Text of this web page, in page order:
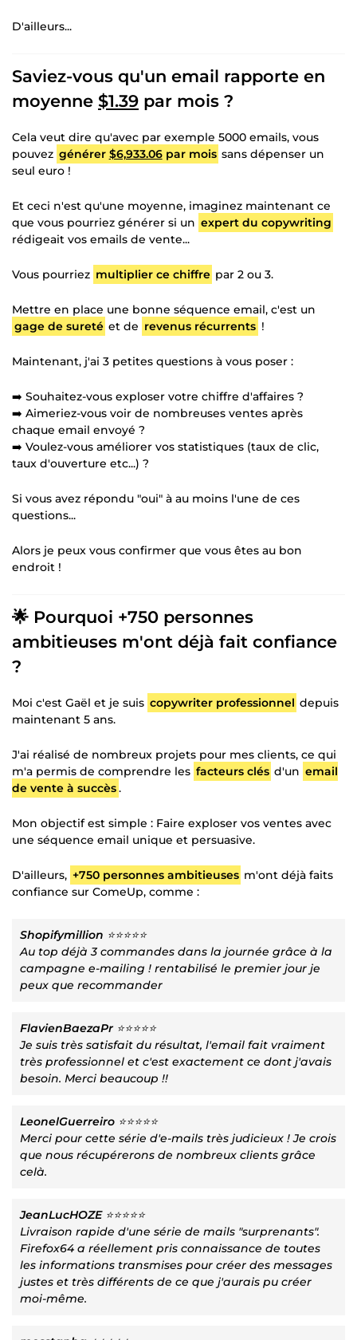
D'ailleurs...
Saviez-vous qu'un email rapporte en
moyenne $1.39 par mois ?
Cela veut dire qu'avec par exemple 5000 emails, vous
pouvez générer $6,933.06par mois sans dépenser un
seul euro !
Et ceci n'est qu'une moyenne, imaginez maintenant ce
que vous pourriez générer si un expert du copywriting
rédigeait vos emails de vente...
Vous pourriez multiplier ce chiffre par 2 ou 3.
Mettre en place une bonne séquence email, c'est un
gage de sureté et de revenus récurrents !
Maintenant, j'ai 3 petites questions à vous poser :
➡️ Souhaitez-vous exploser votre chiffre d'affaires ?
➡️ Aimeriez-vous voir de nombreuses ventes après
chaque email envoyé ?
➡️ Voulez-vous améliorer vos statistiques (taux de clic,
taux d'ouverture etc...) ?
Si vous avez répondu "oui" à au moins l'une de ces
questions...
Alors je peux vous confirmer que vous êtes au bon
endroit !
🌟 Pourquoi +750 personnes
ambitieuses m'ont déjà fait confiance
?
Moi c'est Gaël et je suis copywriter professionnel depuis
maintenant 5 ans.
J'ai réalisé de nombreux projets pour mes clients, ce qui
m'a permis de comprendre les facteurs clés d'un email
de vente à succès.
Mon objectif est simple : Faire exploser vos ventes avec
une séquence email unique et persuasive.
D'ailleurs, +750 personnes ambitieuses m'ont déjà faits
confiance sur ComeUp, comme :
Shopifymillion ⭐⭐⭐⭐⭐
Au top déjà 3 commandes dans la journée grâce à la
campagne e-mailing ! rentabilisé le premier jour je
peux que recommander
FlavienBaezaPr⭐⭐⭐⭐⭐
Je suis très satisfait du résultat, l'email fait vraiment
très professionnel et c'est exactement ce dont j'avais
besoin. Merci beaucoup !!
LeonelGuerreiro ⭐⭐⭐⭐⭐
Merci pour cette série d'e-mails très judicieux ! Je crois
que nous récupérerons de nombreux clients grâce
celà.
JeanLucHOZE⭐⭐⭐⭐⭐
Livraison rapide d'une série de mails "surprenants".
Firefox64 a réellement pris connaissance de toutes
les informations transmises pour créer des messages
justes et très différents de ce que j'aurais pu créer
moi-même.